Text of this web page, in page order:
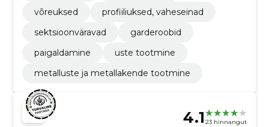
võreuksed
profiiliuksed, vaheseinad
sektsioonväravad
garderoobid
paigaldamine
uste tootmine
metalluste ja metallakende tootmine
4.1 23 hinnangut